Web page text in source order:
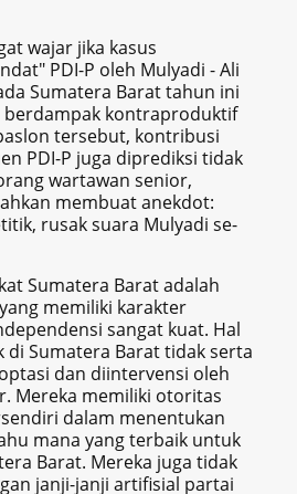
wajar jika kasus
PDI-P oleh Mulyadi - Ali
Sumatera Barat tahun ini
berdampak kontraproduktif
tersebut, kontribusi
PDI-P juga diprediksi tidak
wartawan senior,
membuat anekdot:
rusak suara Mulyadi se-
Sumatera Barat adalah
memiliki karakter
sangat kuat. Hal
Sumatera Barat tidak serta
dan diintervensi oleh
Mereka memiliki otoritas
dalam menentukan
mana yang terbaik untuk
Barat. Mereka juga tidak
janji-janji artifisial partai